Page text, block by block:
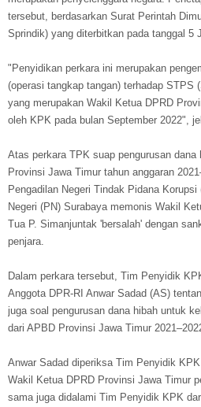
tersebut, berdasarkan Surat Perintah
Sprindik) yang diterbitkan pada tanggal 5
"Penyidikan perkara ini merupakan
(operasi tangkap tangan) terhadap STPS
yang merupakan Wakil Ketua DPRD
oleh KPK pada bulan September 2022",
Atas perkara TPK suap pengurusan
Provinsi Jawa Timur tahun anggaran
Pengadilan Negeri Tindak Pidana
Negeri (PN) Surabaya memonis Wakil
Tua P. Simanjuntak 'bersalah' dengan
penjara.
Dalam perkara tersebut, Tim Penyidik
Anggota DPR-RI Anwar Sadad (AS)
juga soal pengurusan dana hibah untuk
dari APBD Provinsi Jawa Timur
Anwar Sadad diperiksa Tim Penyidik
Wakil Ketua DPRD Provinsi Jawa Timur
sama juga didalami Tim Penyidik KPK